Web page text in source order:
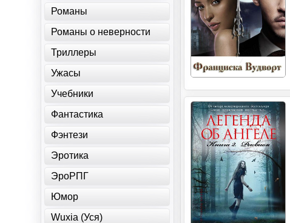
Романы
Романы о неверности
Триллеры
Ужасы
Учебники
Фантастика
Фэнтези
Эротика
ЭроРПГ
Юмор
Wuxia (Уся)